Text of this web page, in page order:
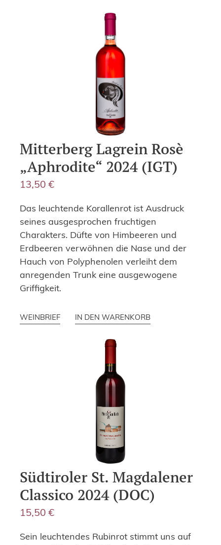
Mitterberg Lagrein Rosè
„Aphrodite“ 2024 (IGT)
13,50 €
Das leuchtende Korallenrot ist Ausdruck
seines ausgesprochen fruchtigen
Charakters. Düfte von Himbeeren und
Erdbeeren verwöhnen die Nase und der
Hauch von Polyphenolen verleiht dem
anregenden Trunk eine ausgewogene
Griffigkeit.
WEINBRIEF IN DEN WARENKORB
Südtiroler St. Magdalener
Classico 2024 (DOC)
15,50 €
Sein leuchtendes Rubinrot stimmt uns auf